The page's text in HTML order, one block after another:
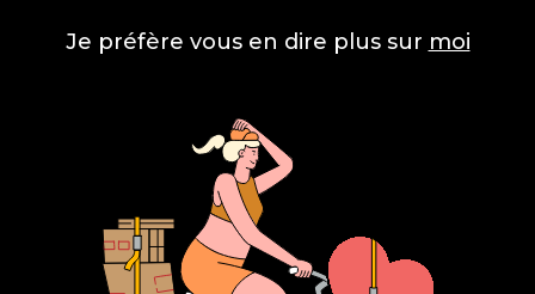
Je préfère vous en dire plus sur moi